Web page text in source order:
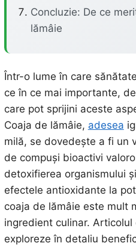
Concluzie: De ce
lămâie
Într-o lume în care
ce în ce mai importante,
care pot sprijini aceste
Coaja de lămâie, adesea
milă, se dovedește a fi un
de compuși bioactivi
detoxifierea organismului
efectele antioxidante la
coaja de lămâie este mult
ingredient culinar.
exploreze în detaliu